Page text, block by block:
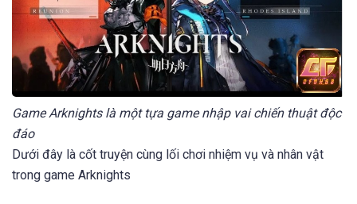
Game Arknights là một tựa game nhập vai chiến thuật độc
đáo
Dưới đây là cốt truyện cùng lối chơi nhiệm vụ và nhân vật
trong game Arknights